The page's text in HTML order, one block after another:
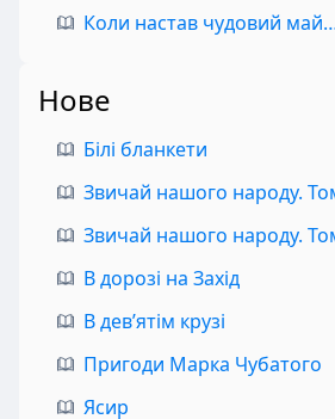
Коли настав чудовий
Нове
Білі бланкети
Звичай нашого народу.
Звичай нашого народу.
В дорозі на Захід
В дев’ятім крузі
Пригоди Марка Чубатого
Ясир